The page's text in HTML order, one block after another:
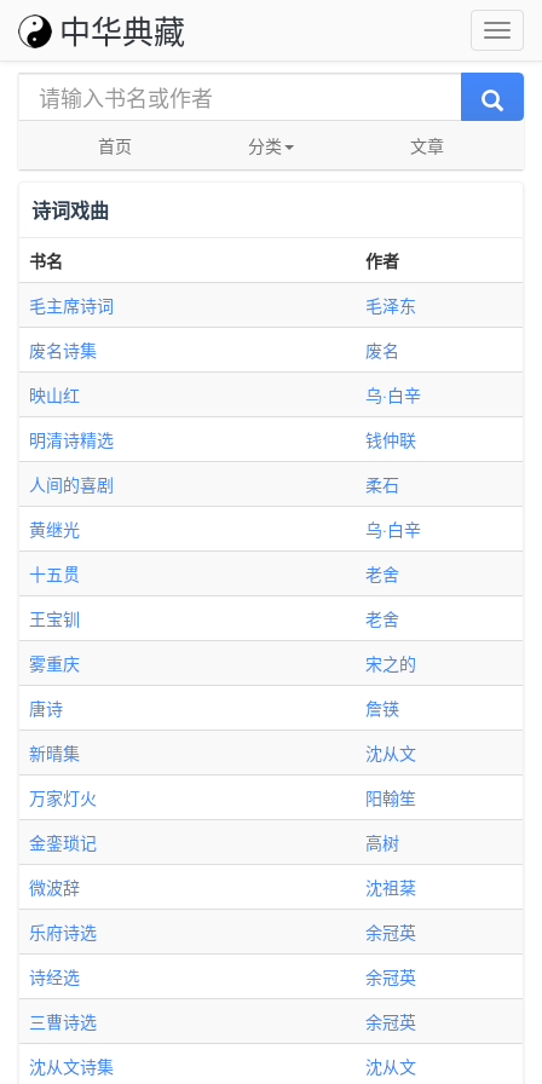
中华典藏
首页 分类 文章
诗词戏曲
书名
作者
毛主席诗词
毛泽东
废名诗集
废名
映山红
乌·白辛
明清诗精选
钱仲联
人间的喜剧
柔石
黄继光
乌·白辛
十五贯
老舍
王宝钏
老舍
雾重庆
宋之的
唐诗
詹锳
新晴集
沈从文
万家灯火
阳翰笙
金銮琐记
高树
微波辞
沈祖棻
乐府诗选
余冠英
诗经选
余冠英
三曹诗选
余冠英
沈从文诗集
沈从文